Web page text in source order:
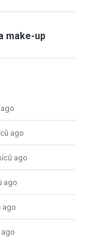
make-up
ago
ago
ago
ago
ago